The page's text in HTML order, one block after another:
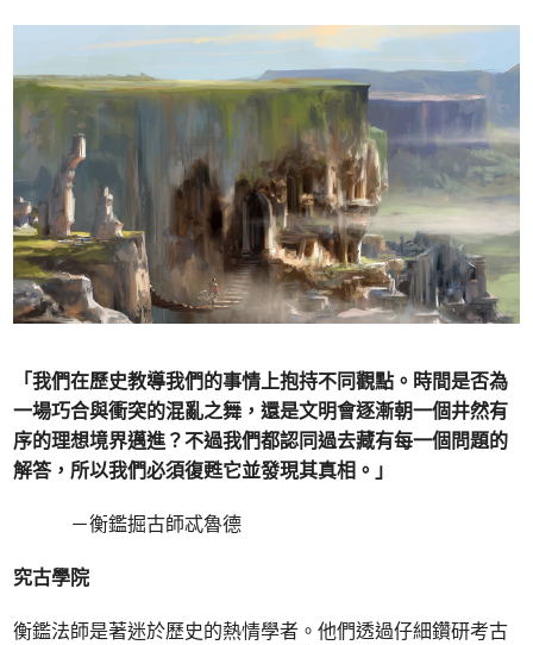
「我們在歷史教導我們的事情上抱持不同觀點。時間是否為
一場巧合與衝突的混亂之舞，還是文明會逐漸朝一個井然有
序的理想境界邁進？不過我們都認同過去藏有每一個問題的
解答，所以我們必須復甦它並發現其真相。」
－衡鑑掘古師忒魯德
究古學院
衡鑑法師是著迷於歷史的熱情學者。他們透過仔細鑽研考古